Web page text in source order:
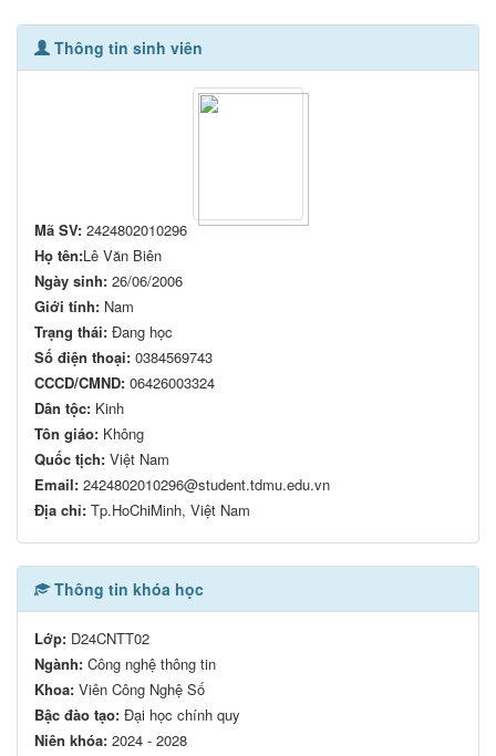
Thông tin sinh viên
Mã SV: 2424802010296
Họ tên:Lê Văn Biên
Ngày sinh: 26/06/2006
Giới tính: Nam
Trạng thái: Đang học
Số điện thoại: 0384569743
CCCD/CMND: 06426003324
Dân tộc: Kinh
Tôn giáo: Không
Quốc tịch: Việt Nam
Email: 2424802010296@student.tdmu.edu.vn
Địa chỉ: Tp.HoChiMinh, Việt Nam
Thông tin khóa học
Lớp: D24CNTT02
Ngành: Công nghệ thông tin
Khoa: Viên Công Nghệ Số
Bậc đào tạo: Đại học chính quy
Niên khóa: 2024 - 2028